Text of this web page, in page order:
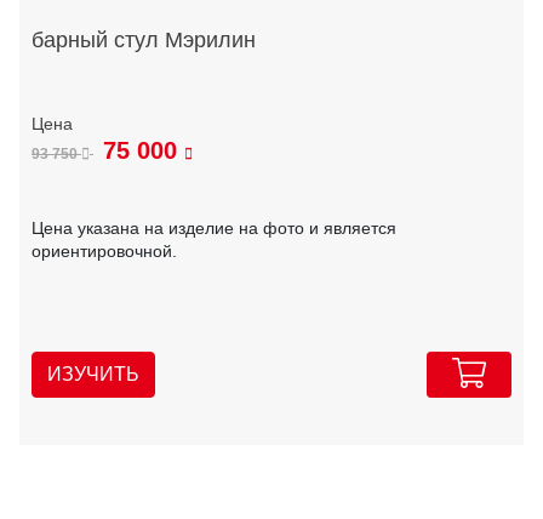
барный стул Мэрилин
93 750 75 000
Цена указана на изделие на фото и является
ориентировочной.
ИЗУЧИТЬ